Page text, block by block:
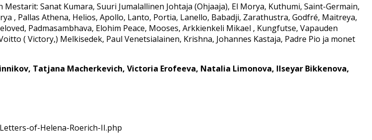
Sanat Kumara, Suuri Jumalallinen Johtaja (Ohjaaja), El Morya, Kuthumi, Saint-Germain,
, Pallas Athena, Helios, Apollo, Lanto, Portia, Lanello, Babadji, Zarathustra, Godfré, Maitreya,
Padmasambhava, Elohim Peace, Mooses, Arkkienkeli Mikael , Kungfutse, Vapauden
( Victory,) Melkisedek, Paul Venetsialainen, Krishna, Johannes Kastaja, Padre Pio ja monet
Tatjana Macherkevich, Victoria Erofeeva, Natalia Limonova, Ilseyar Bikkenova,
of-Helena-Roerich-II.php